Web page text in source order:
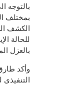
بالتوجه
بمختلف
الكشف
للحالة
بالعزل
وأكد
التنفيذى